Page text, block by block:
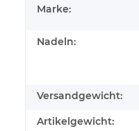
Marke:
Nadeln:
Versandgewicht:
Artikelgewicht: